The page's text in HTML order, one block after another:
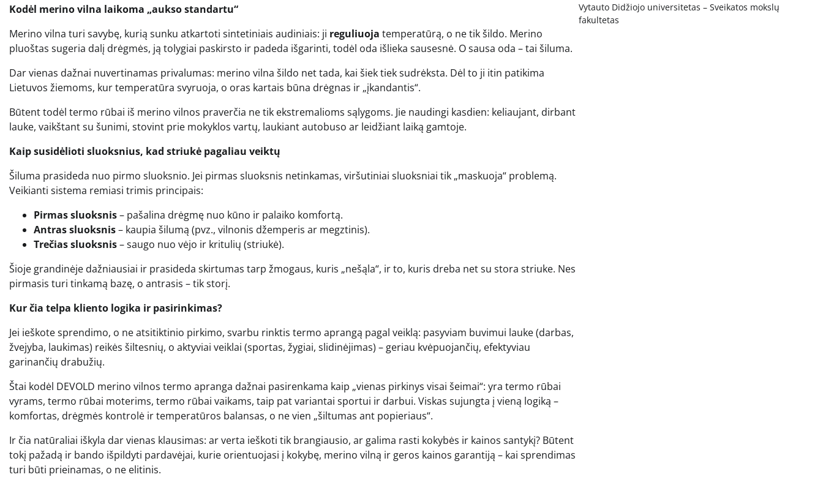
Kodėl merino vilna laikoma „aukso standartu“
Merino vilna turi savybę, kurią sunku atkartoti sintetiniais audiniais: ji reguliuoja temperatūrą, o ne tik šildo. Merino
pluoštas sugeria dalį drėgmės, ją tolygiai paskirsto ir padeda išgarinti, todėl oda išlieka sausesnė. O sausa oda – tai šiluma.
Dar vienas dažnai nuvertinamas privalumas: merino vilna šildo net tada, kai šiek tiek sudrėksta. Dėl to ji itin patikima
Lietuvos žiemoms, kur temperatūra svyruoja, o oras kartais būna drėgnas ir „įkandantis“.
Būtent todėl termo rūbai iš merino vilnos praverčia ne tik ekstremalioms sąlygoms. Jie naudingi kasdien: keliaujant, dirbant
lauke, vaikštant su šunimi, stovint prie mokyklos vartų, laukiant autobuso ar leidžiant laiką gamtoje.
Kaip susidėlioti sluoksnius, kad striukė pagaliau veiktų
Šiluma prasideda nuo pirmo sluoksnio. Jei pirmas sluoksnis netinkamas, viršutiniai sluoksniai tik „maskuoja“ problemą.
Veikianti sistema remiasi trimis principais:
Pirmas sluoksnis– pašalina drėgmę nuo kūno ir palaiko komfortą.
Antras sluoksnis– kaupia šilumą (pvz., vilnonis džemperis ar megztinis).
Trečias sluoksnis– saugo nuo vėjo ir kritulių (striukė).
Šioje grandinėje dažniausiai ir prasideda skirtumas tarp žmogaus, kuris „nešąla“, ir to, kuris dreba net su stora striuke. Nes
pirmasis turi tinkamą bazę, o antrasis – tik storį.
Kur čia telpa kliento logika ir pasirinkimas?
Jei ieškote sprendimo, o ne atsitiktinio pirkimo, svarbu rinktis termo aprangą pagal veiklą: pasyviam buvimui lauke (darbas,
žvejyba, laukimas) reikės šiltesnių, o aktyviai veiklai (sportas, žygiai, slidinėjimas) – geriau kvėpuojančių, efektyviau
garinančių drabužių.
Štai kodėl DEVOLD merino vilnos termo apranga dažnai pasirenkama kaip „vienas pirkinys visai šeimai“: yra termo rūbai
vyrams, termo rūbai moterims, termo rūbai vaikams, taip pat variantai sportui ir darbui. Viskas sujungta į vieną logiką –
komfortas, drėgmės kontrolė ir temperatūros balansas, o ne vien „šiltumas ant popieriaus“.
Ir čia natūraliai iškyla dar vienas klausimas: ar verta ieškoti tik brangiausio, ar galima rasti kokybės ir kainos santykį? Būtent
tokį pažadą ir bando išpildyti pardavėjai, kurie orientuojasi į kokybę, merino vilną ir geros kainos garantiją – kai sprendimas
turi būti prieinamas, o ne elitinis.
Vytauto Didžiojo universitetas – Sveikatos mokslų
fakultetas